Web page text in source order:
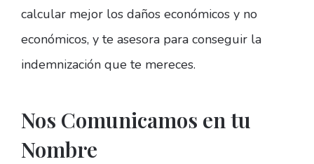
calcular mejor los daños económicos y no
económicos, y te asesora para conseguir la
indemnización que te mereces.
Nos Comunicamos en tu
Nombre